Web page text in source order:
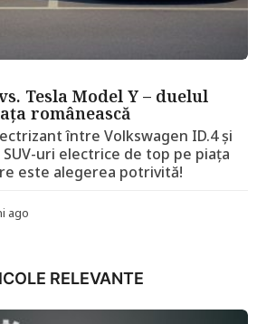
Tesla Model Y – duelul
românească
între Volkswagen ID.4 și
SUV-uri electrice de top pe piața
este alegerea potrivită!
ago
n
RELEVANTE